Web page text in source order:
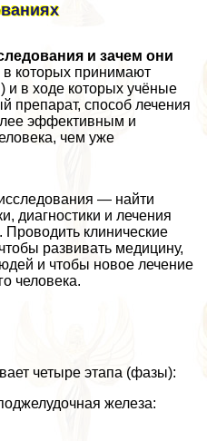
и зачем они
которых принимают
и в ходе которых учёные
препарат, способ лечения
эффективным и
чем уже
— найти
диагностики и лечения
Проводить клинические
развивать медицину,
и чтобы новое лечение
человека.
четыре этапа (фазы):
железа: